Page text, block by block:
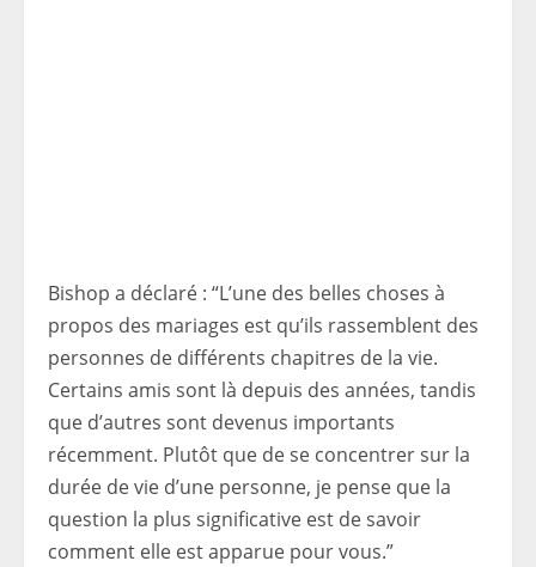
Bishop a déclaré : “L’une des belles choses à
propos des mariages est qu’ils rassemblent des
personnes de différents chapitres de la vie.
Certains amis sont là depuis des années, tandis
que d’autres sont devenus importants
récemment. Plutôt que de se concentrer sur la
durée de vie d’une personne, je pense que la
question la plus significative est de savoir
comment elle est apparue pour vous.”